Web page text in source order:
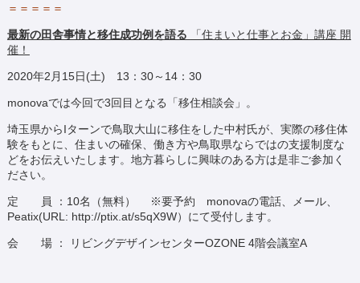
＝＝＝＝＝
最新の田舎事情と移住成功例を語る
「住まいと仕事とお金」講座 開
催！
2020年2月15日(土) 13：30～14：30
monovaでは今回で3回目となる「移住相談会」。
埼玉県からIターンで鳥取大山に移住をした中村氏が、実際の移住体
験をもとに、住まいの確保、働き方や鳥取県ならではの支援制度な
どをお伝えいたします。地方暮らしに興味のある方は是非ご参加く
ださい。
定 員 ：10名（無料） ※要予約 monovaの電話、メール、
Peatix(URL: http://ptix.at/s5qX9W）にて受付します。
会 場 ： リビングデザインセンターOZONE 4階会議室A